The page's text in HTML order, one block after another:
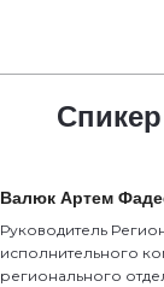
Спикер
Валюк Артем
Руководитель
исполнительного
регионального